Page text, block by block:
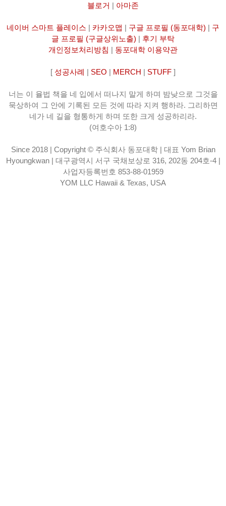
블로거 | 아마존
네이버 스마트 플레이스 | 카카오맵 | 구글 프로필 (동포대학) | 구
글 프로필 (구글상위노출) | 후기 부탁
개인정보처리방침 | 동포대학 이용약관
[ 성공사례 | SEO | MERCH | STUFF ]
너는 이 율법 책을 네 입에서 떠나지 말게 하며 밤낮으로 그것을
묵상하여 그 안에 기록된 모든 것에 따라 지켜 행하라. 그리하면
네가 네 길을 형통하게 하며 또한 크게 성공하리라.
(여호수아 1:8)
Since 2018 | Copyright © 주식회사 동포대학 | 대표 Yom Brian
Hyoungkwan | 대구광역시 서구 국채보상로 316, 202동 204호-4 |
사업자등록번호 853-88-01959
YOM LLC Hawaii & Texas, USA